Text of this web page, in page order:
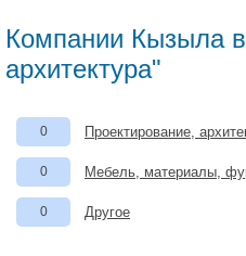
Компании Кызыла в
архитектура"
0 Проектирование,
0 Мебель, материалы,
0 Другое